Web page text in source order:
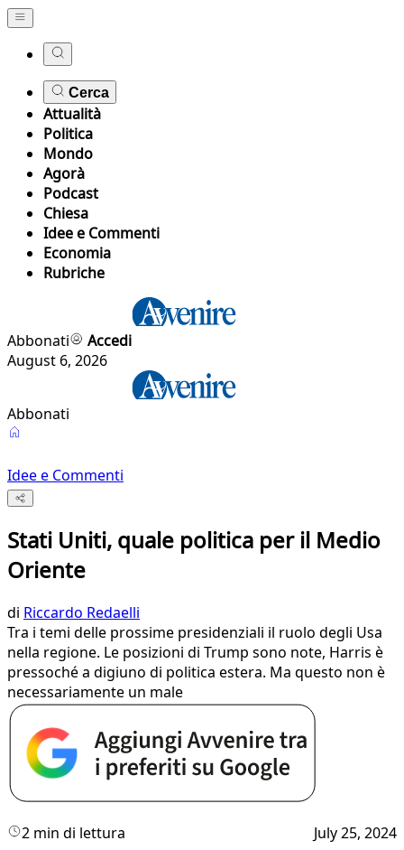
Cerca
Attualità
Politica
Mondo
Agorà
Podcast
Chiesa
Idee e Commenti
Economia
Rubriche
Abbonati
Accedi
August 6, 2026
Abbonati
Idee e Commenti
Stati Uniti, quale politica per il Medio
Oriente
di Riccardo Redaelli
Tra i temi delle prossime presidenziali il ruolo degli Usa
nella regione. Le posizioni di Trump sono note, Harris è
pressoché a digiuno di politica estera. Ma questo non è
necessariamente un male
2 min di lettura July 25, 2024